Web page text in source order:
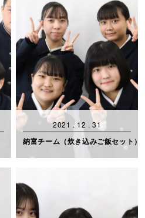
2021 . 12 . 31
納富チーム（炊き込みご飯セット）